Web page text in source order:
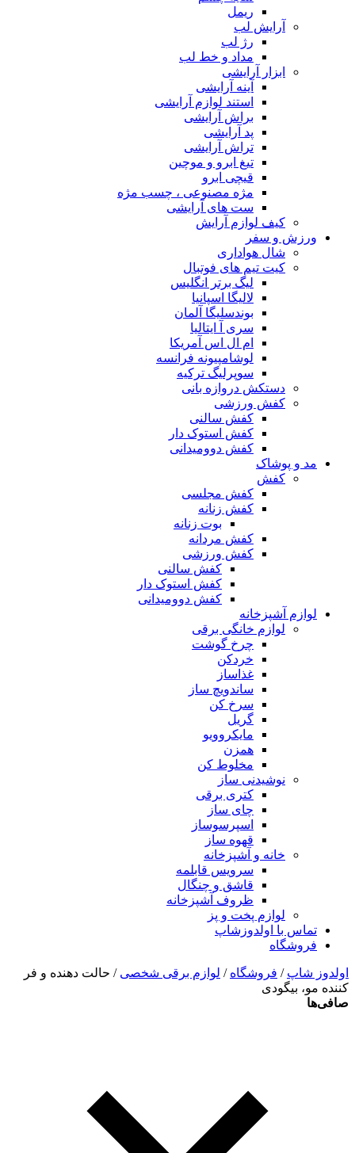
ریمل
آرایش لب
رژ لب
مداد و خط لب
ابزار آرایشی
آینه آرایشی
استند لوازم آرایشی
براش آرایشی
پد آرایشی
تراش آرایشی
تیغ ابرو و موچین
قیچی ابرو
مژه مصنوعی ، چسب مژه
ست های آرایشی
کیف لوازم آرایش
ورزش و سفر
شال هواداری
کیت تیم های فوتبال
لیگ برتر انگلیس
لالیگا اسپانیا
بوندسلیگا آلمان
سری آ ایتالیا
ام ال اس آمریکا
لوشامپیونه فرانسه
سوپرلیگ ترکیه
دستکش دروازه بانی
کفش ورزشی
کفش سالنی
کفش استوک دار
کفش دوومیدانی
مد و پوشاک
کفش
کفش مجلسی
کفش زنانه
بوت زنانه
کفش مردانه
کفش ورزشی
کفش سالنی
کفش استوک دار
کفش دوومیدانی
لوازم آشپزخانه
لوازم خانگی برقی
چرخ گوشت
خردکن
غذاساز
ساندویچ ساز
سرخ کن
گریل
مایکروویو
همزن
مخلوط کن
نوشیدنی ساز
کتری برقی
چای ساز
اسپرسوساز
قهوه ساز
خانه و آشپزخانه
سرویس قابلمه
قاشق و چنگال
ظروف آشپزخانه
لوازم پخت و پز
تماس با اولدوزشاپ
فروشگاه
اولدوز شاپ / فروشگاه / لوازم برقی شخصی / حالت دهنده و فر
کننده مو، بیگودی
صافی‌ها